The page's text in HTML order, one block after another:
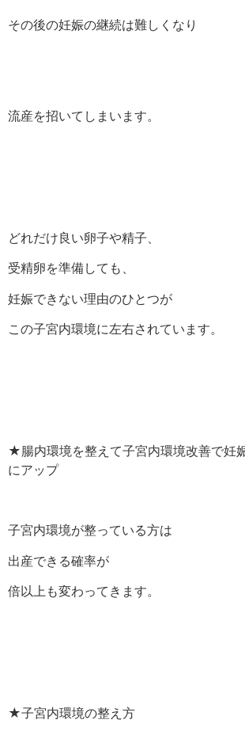
その後の妊娠の継続は難しくなり
流産を招いてしまいます。
どれだけ良い卵子や精子、
受精卵を準備しても、
妊娠できない理由のひとつが
この子宮内環境に左右されています。
★腸内環境を整えて子宮内環境改善で妊
にアップ
子宮内環境が整っている方は
出産できる確率が
倍以上も変わってきます。
★子宮内環境の整え方